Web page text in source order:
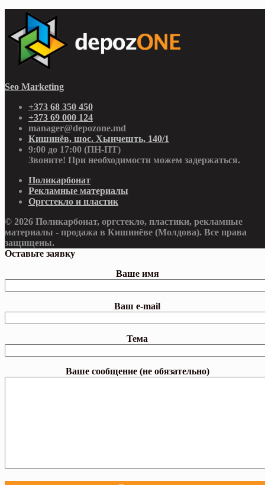
Seo Marketing
+373 68 350 450
+373 69 000 124
manager@depozone.md
Кишинёв, шос. Хынчешть, 140/1
9:00 до 17:00 (ПН-ПТ)
Звоните! При необходимости можем задержаться.
Поликарбонат
Рекламные материалы
Оргстекло и пластик
© 2026 Поликарбонат, оргстекло, пластики, рекламные
материалы - продажа в Кишинёве (Молдова). Все права
защищены.
Оставьте заявку
Ваше имя
Ваш e-mail
Тема
Ваше сообщение (не обязательно)